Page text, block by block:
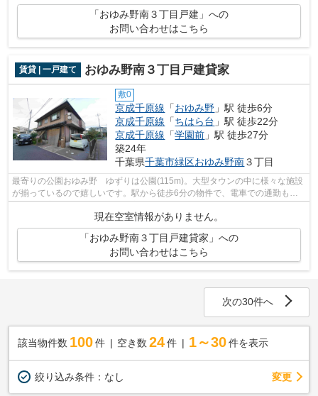
「おゆみ野南３丁目戸建」への
お問い合わせはこちら
賃貸 | 一戸建て おゆみ野南３丁目戸建貸家
敷0
京成千原線 「おゆみ野 」駅 徒歩6分
京成千原線 「ちはら台 」駅 徒歩22分
京成千原線 「学園前 」駅 徒歩27分
築24年
千葉県千葉市緑区おゆみ野南３丁目
最寄りの公園おゆみ野 ゆずりは公園(115m)。大型タウンの中に様々な施設
が揃っているので嬉しいです。駅から徒歩6分の物件で、電車での通勤も十
現在空室情報がありません。
「おゆみ野南３丁目戸建貸家」への
お問い合わせはこちら
次の30件へ
該当物件数 100件 空き数 24 件 1～30 件を表示
絞り込み条件： なし 変更